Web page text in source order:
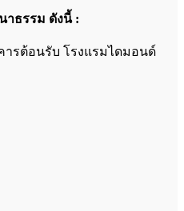
าธรรม ดังนี้ :
รต้อนรับ โรงแรมไดมอนด์